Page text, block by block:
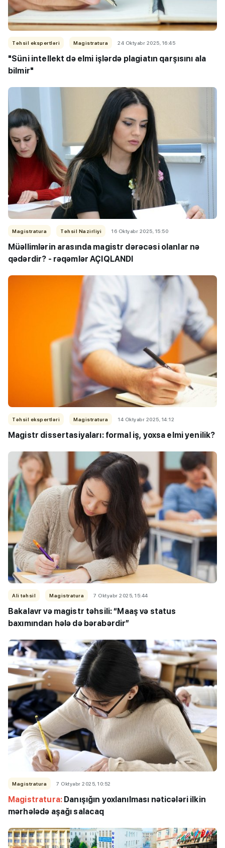
Təhsil ekspertləri Magistratura 24 Oktyabr 2025, 16:45
"Süni intellekt də elmi işlərdə plagiatın qarşısını ala
bilmir"
Magistratura Təhsil Nazirliyi 16 Oktyabr 2025, 15:50
Müəllimlərin arasında magistr dərəcəsi olanlar nə
qədərdir? - rəqəmlər AÇIQLANDI
Təhsil ekspertləri Magistratura 14 Oktyabr 2025, 14:12
Magistr dissertasiyaları: formal iş, yoxsa elmi yenilik?
Ali təhsil Magistratura 7 Oktyabr 2025, 15:44
Bakalavr və magistr təhsili: “Maaş və status
baxımından hələ də bərabərdir”
Magistratura 7 Oktyabr 2025, 10:52
Magistratura:Danışığın yoxlanılması nəticələri ilkin
mərhələdə aşağı salacaq